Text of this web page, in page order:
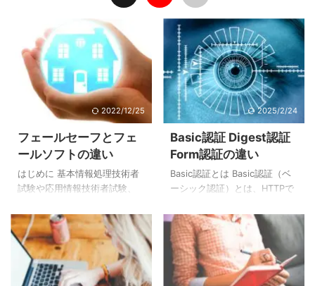
2022/12/25
フェールセーフとフェ
ールソフトの違い
はじめに 基本情報処理技術者
試験や応用情報技術者試験、
で登場するシステム信頼性の
問題。フェールセーフやフェ
ールソフト、フールプルーフ
など似ている名前が多く、つ
いつい忘れてしまいがちにな
2025/2/24
Basic認証 Digest認証
Form認証の違い
Basic認証とは Basic認証（ベ
ーシック認証）とは、HTTPで
す。IDとパスワードをBase64
でエンコードして送信する
為、盗聴すれば簡単にIDとパス
ワードが分かってしまう欠点
があります。 Basic認証は実装